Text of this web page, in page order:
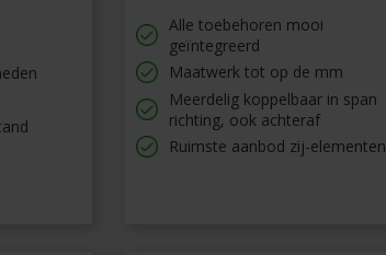
Alle toebehoren mooi
geïntegreerd
Maatwerk tot op de mm
Meerdelig koppelbaar in span
richting, ook achteraf
Ruimste aanbod zij-elementen